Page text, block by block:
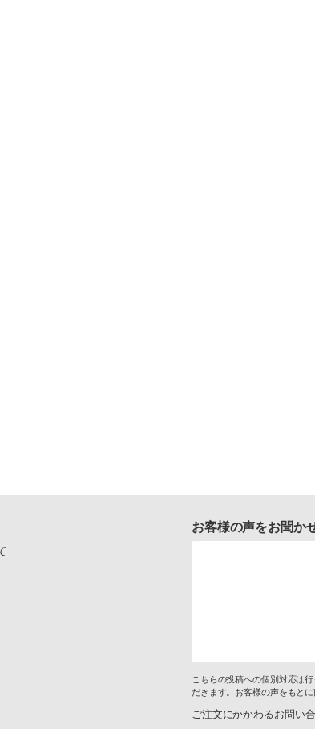
お客様の声をお聞か
こちらの投稿への個別対応は
だきます。お客様の声をもと
ご注文にかかわるお問い